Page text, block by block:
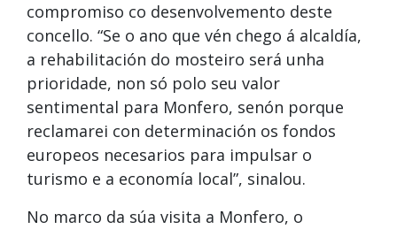
compromiso co desenvolvemento deste
concello. “Se o ano que vén chego á alcaldía,
a rehabilitación do mosteiro será unha
prioridade, non só polo seu valor
sentimental para Monfero, senón porque
reclamarei con determinación os fondos
europeos necesarios para impulsar o
turismo e a economía local”, sinalou.
No marco da súa visita a Monfero, o